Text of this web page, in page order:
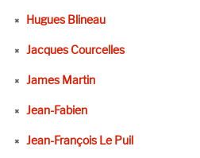
Hugues Blineau
Jacques Courcelles
James Martin
Jean-Fabien
Jean-François Le Puil